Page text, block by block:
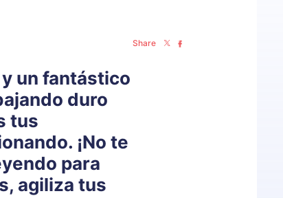
Share
un fantástico
duro
tus
¡No te
para
agiliza tus